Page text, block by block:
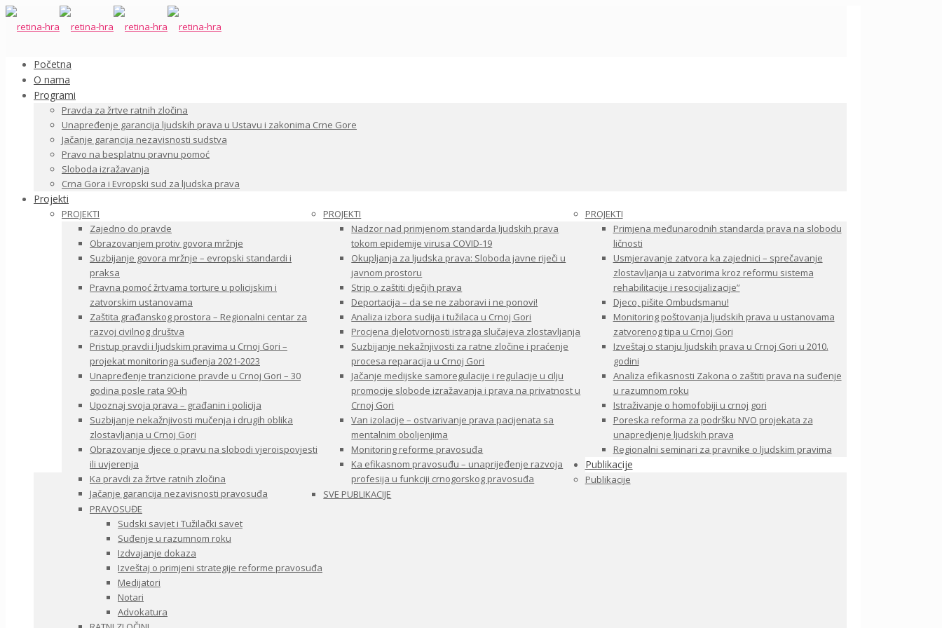
Početna
O nama
Programi
Pravda za žrtve ratnih zločina
Unapređenje garancija ljudskih prava u Ustavu i zakonima Crne Gore
Jačanje garancija nezavisnosti sudstva
Pravo na besplatnu pravnu pomoć
Sloboda izražavanja
Crna Gora i Evropski sud za ljudska prava
Projekti
PROJEKTI
Zajedno do pravde
Obrazovanjem protiv govora mržnje
Suzbijanje govora mržnje – evropski standardi i
praksa
Pravna pomoć žrtvama torture u policijskim i
zatvorskim ustanovama
Zaštita građanskog prostora – Regionalni centar za
razvoj civilnog društva
Pristup pravdi i ljudskim pravima u Crnoj Gori –
projekat monitoringa suđenja 2021-2023
Unapređenje tranzicione pravde u Crnoj Gori – 30
godina posle rata 90-ih
Upoznaj svoja prava – građanin i policija
Suzbijanje nekažnjivosti mučenja i drugih oblika
zlostavljanja u Crnoj Gori
Obrazovanje djece o pravu na slobodi vjeroispovjesti
ili uvjerenja
Ka pravdi za žrtve ratnih zločina
Jačanje garancija nezavisnosti pravosuđa
PROJEKTI
Nadzor nad primjenom standarda ljudskih prava
tokom epidemije virusa COVID-19
Okupljanja za ljudska prava: Sloboda javne riječi u
javnom prostoru
Strip o zaštiti dječjih prava
Deportacija – da se ne zaboravi i ne ponovi!
Analiza izbora sudija i tužilaca u Crnoj Gori
Procjena djelotvornosti istraga slučajeva zlostavljanja
Suzbijanje nekažnjivosti za ratne zločine i praćenje
procesa reparacija u Crnoj Gori
Jačanje medijske samoregulacije i regulacije u cilju
promocije slobode izražavanja i prava na privatnost u
Crnoj Gori
Van izolacije – ostvarivanje prava pacijenata sa
mentalnim oboljenjima
Monitoring reforme pravosuđa
Ka efikasnom pravosuđu – unaprijeđenje razvoja
profesija u funkciji crnogorskog pravosuđa
PROJEKTI
Primjena međunarodnih standarda prava na slobodu
ličnosti
Usmjeravanje zatvora ka zajednici – sprečavanje
zlostavljanja u zatvorima kroz reformu sistema
rehabilitacije i resocijalizacije”
Djeco, pišite Ombudsmanu!
Monitoring poštovanja ljudskih prava u ustanovama
zatvorenog tipa u Crnoj Gori
Izveštaj o stanju ljudskih prava u Crnoj Gori u 2010.
godini
Analiza efikasnosti Zakona o zaštiti prava na suđenje
u razumnom roku
Istraživanje o homofobiji u crnoj gori
Poreska reforma za podršku NVO projekata za
unapredjenje ljudskih prava
Regionalni seminari za pravnike o ljudskim pravima
Publikacije
Publikacije
SVE PUBLIKACIJE
PRAVOSUĐE
Sudski savjet i Tužilački savet
Suđenje u razumnom roku
Izdvajanje dokaza
Izveštaj o primjeni strategije reforme pravosuđa
Medijatori
Notari
Advokatura